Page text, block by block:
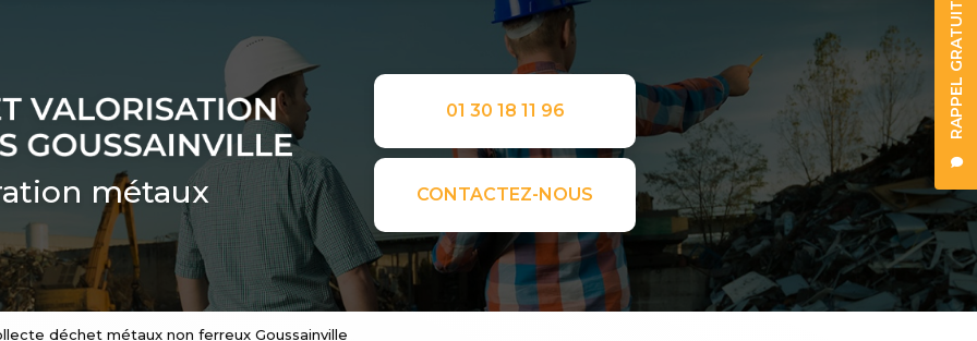
RAPPEL GRATUIT
métaux
01 30 18 11 96
CONTACTEZ-NOUS
déchet métaux non ferreux Goussainville